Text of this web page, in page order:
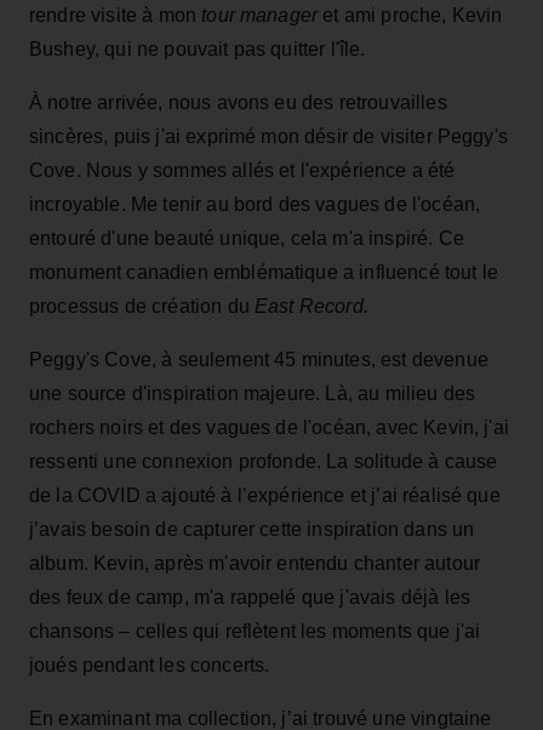
rendre visite à mon tour manageret ami proche, Kevin
Bushey, qui ne pouvait pas quitter l'île.
À notre arrivée, nous avons eu des retrouvailles
sincères, puis j'ai exprimé mon désir de visiter Peggy's
Cove. Nous y sommes allés et l'expérience a été
incroyable. Me tenir au bord des vagues de l'océan,
entouré d'une beauté unique, cela m'a inspiré. Ce
monument canadien emblématique a influencé tout le
processus de création du East Record.
Peggy's Cove, à seulement 45 minutes, est devenue
une source d'inspiration majeure. Là, au milieu des
rochers noirs et des vagues de l'océan, avec Kevin, j'ai
ressenti une connexion profonde. La solitude à cause
de la COVID a ajouté à l’expérience et j’ai réalisé que
j’avais besoin de capturer cette inspiration dans un
album. Kevin, après m'avoir entendu chanter autour
des feux de camp, m'a rappelé que j'avais déjà les
chansons – celles qui reflètent les moments que j'ai
joués pendant les concerts.
En examinant ma collection, j’ai trouvé une vingtaine